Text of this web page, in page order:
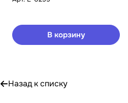
В корзину
Назад к списку